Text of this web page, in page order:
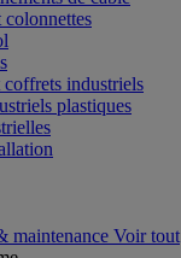
colonnettes
industriels
plastiques
maintenance Voir tout